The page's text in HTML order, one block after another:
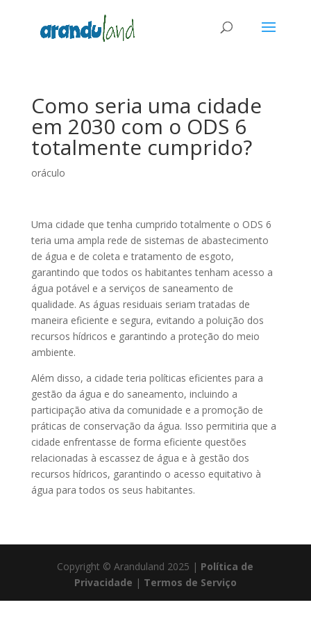
Como seria uma cidade
em 2030 com o ODS 6
totalmente cumprido?
oráculo
Uma cidade que tenha cumprido totalmente o ODS 6
teria uma ampla rede de sistemas de abastecimento
de água e de coleta e tratamento de esgoto,
garantindo que todos os habitantes tenham acesso a
água potável e a serviços de saneamento de
qualidade. As águas residuais seriam tratadas de
maneira eficiente e segura, evitando a poluição dos
recursos hídricos e garantindo a proteção do meio
ambiente.
Além disso, a cidade teria políticas eficientes para a
gestão da água e do saneamento, incluindo a
participação ativa da comunidade e a promoção de
práticas de conservação da água. Isso permitiria que a
cidade enfrentasse de forma eficiente questões
relacionadas à escassez de água e à gestão dos
recursos hídricos, garantindo o acesso equitativo à
água para todos os seus habitantes.
Copyright © Aranduland 2025 | Política de
Privacidade | Termos de Serviço